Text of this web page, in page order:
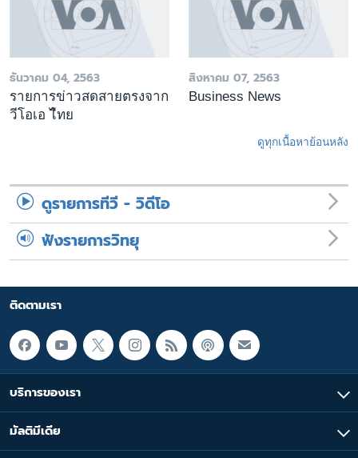
ธันวาคม 04, 2563
รายการข่าวสดสายตรงจาก
วีโอเอ ไืทย
สิงหาคม 07, 2563
Business News
ดูทุกเนื้อหาย้อนหลัง
ดูรายการทีวี - วิดีโอ
ฟังรายการวิทยุ
ติดตามเรา
บริการของเรา
มัลติมีเดีย